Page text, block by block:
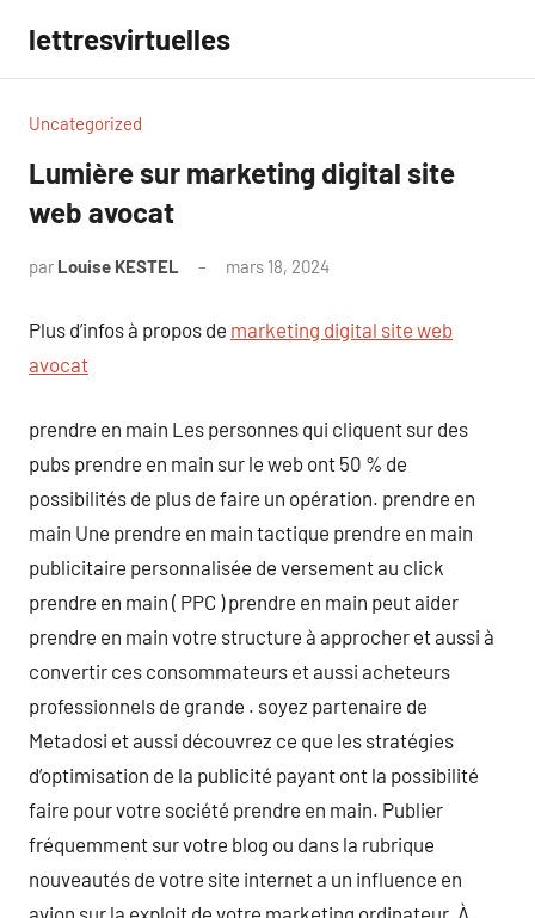
contenu
lettresvirtuelles
Uncategorized
Lumière sur marketing digital site
web avocat
par Louise KESTEL mars 18, 2024
Plus d’infos à propos de marketing digital site web
avocat
prendre en main Les personnes qui cliquent sur des
pubs prendre en main sur le web ont 50 % de
possibilités de plus de faire un opération. prendre en
main Une prendre en main tactique prendre en main
publicitaire personnalisée de versement au click
prendre en main ( PPC ) prendre en main peut aider
prendre en main votre structure à approcher et aussi à
convertir ces consommateurs et aussi acheteurs
professionnels de grande . soyez partenaire de
Metadosi et aussi découvrez ce que les stratégies
d’optimisation de la publicité payant ont la possibilité
faire pour votre société prendre en main. Publier
fréquemment sur votre blog ou dans la rubrique
nouveautés de votre site internet a un influence en
avion sur la exploit de votre marketing ordinateur. À